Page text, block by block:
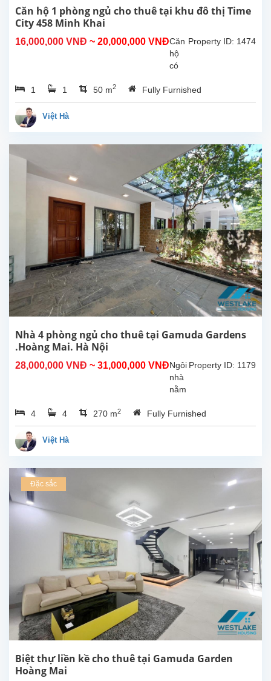
cách
phòng
và...
Căn hộ 1 phòng ngủ cho thuê tại khu đô thị Time
City 458 Minh Khai
16,000,000 VNĐ ~ 20,000,000 VNĐ Property ID: 1474
Căn
hộ
có
tích
55m2
1
nhà
tắm
,nội
thất
hiện
đại
tiện
nghi,Toà
nhà
có
đầy
đủ
tiện
trường
học...
1 1 50 m2 Fully Furnished
Việt Hà
Nhà 4 phòng ngủ cho thuê tại Gamuda Gardens
.Hoàng Mai. Hà Nội
28,000,000 VNĐ ~ 31,000,000 VNĐ Property ID: 1179
Ngôi
nhà
nằm
khu
đô
Sở,gần
trường
Việt
Nam
Ngôi
nhà
tích
4 4 270 m2 Fully Furnished
Việt Hà
Đặc sắc
Biệt thự liền kề cho thuê tại Gamuda Garden
Hoàng Mai